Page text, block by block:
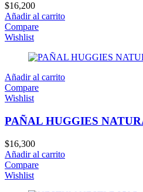
$16,200
Añadir al carrito
Compare
Wishlist
Añadir al carrito
Compare
Wishlist
PAÑAL HUGGIES
$16,300
Añadir al carrito
Compare
Wishlist